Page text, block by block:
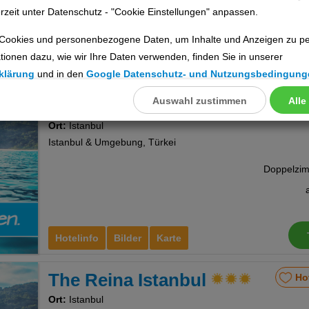
unter Datenschutz - "Cookie Einstellungen" anpassen.
und personenbezogene Daten, um Inhalte und Anzeigen zu
dazu, wie wir Ihre Daten verwenden, finden Sie in unserer
und in den Google Datenschutz- und
Alle
Auswahl zustimmen
Hotelinfo Bilder Karte
Ort:Istanbul
Istanbul & Umgebung, Türkei
The Reina Istanbul
Ort: Istanbul